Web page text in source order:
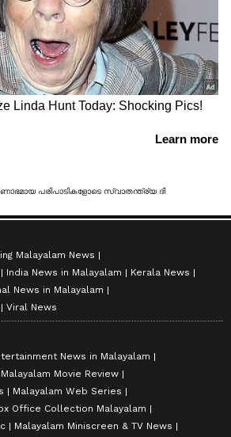
Malayalam News
India News in Malayalam
Kerala News
News in Malayalam
Viral News
News in Malayalam
Malayalam Movie Review
Malayalam Web Series
Office Collection Malayalam
Malayalam Miniscreen & TV News